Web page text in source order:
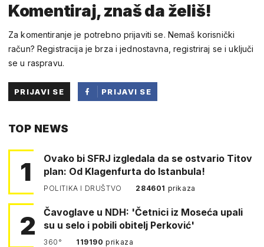
Komentiraj, znaš da želiš!
Za komentiranje je potrebno prijaviti se. Nemaš korisnički
račun? Registracija je brza i jednostavna, registriraj se i uključi
se u raspravu.
PRIJAVI SE
PRIJAVI SE
TOP NEWS
1
Ovako bi SFRJ izgledala da se ostvario Titov
plan: Od Klagenfurta do Istanbula!
POLITIKA I DRUŠTVO 284601 prikaza
2
Čavoglave u NDH: 'Četnici iz Moseća upali
su u selo i pobili obitelj Perković'
360° 119190prikaza